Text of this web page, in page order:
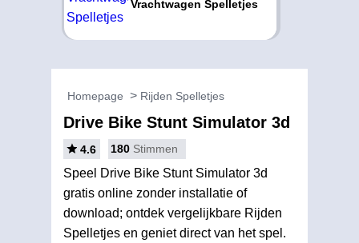
Vrachtwagen Spelletjes
Homepage Rijden Spelletjes
Drive Bike Stunt Simulator 3d
4.6 180 Stimmen
Speel Drive Bike Stunt Simulator 3d
gratis online zonder installatie of
download; ontdek vergelijkbare Rijden
Spelletjes en geniet direct van het spel.